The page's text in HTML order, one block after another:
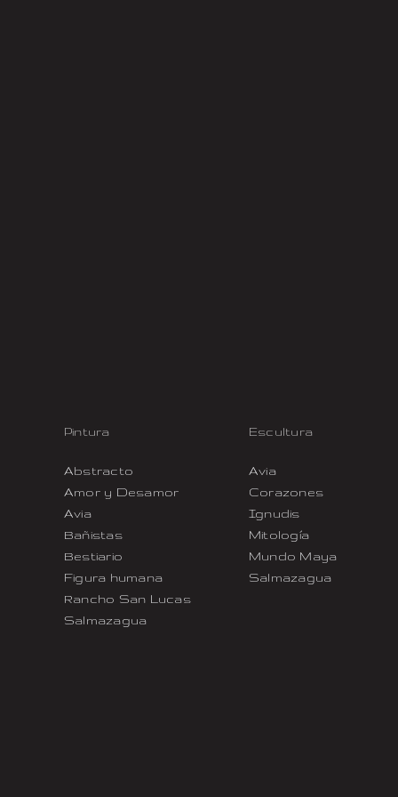
Pintura
Abstracto
Amor y Desamor
Avia
Bañistas
Bestiario
Figura humana
Rancho San Lucas
Salmazagua
Escultura
Avia
Corazones
Ignudis
Mitología
Mundo Maya
Salmazagua